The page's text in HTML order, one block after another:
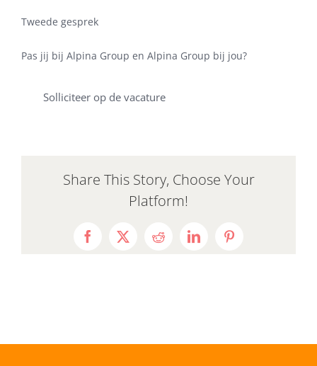
Tweede gesprek
Pas jij bij Alpina Group en Alpina Group bij jou?
Solliciteer op de vacature
Share This Story, Choose Your
Platform!
Facebook
X RedditLinkedInPinterest